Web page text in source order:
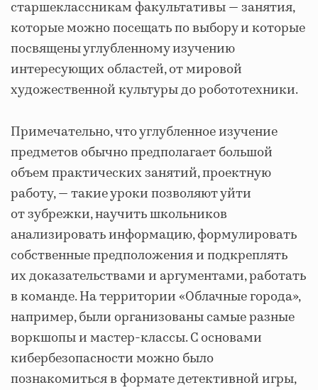
старшеклассникам факультативы — занятия,
которые можно посещать по выбору и которые
посвящены углубленному изучению
интересующих областей, от мировой
художественной культуры до робототехники.
Примечательно, что углубленное изучение
предметов обычно предполагает большой
объем практических занятий, проектную
работу, — такие уроки позволяют уйти
от зубрежки, научить школьников
анализировать информацию, формулировать
собственные предположения и подкреплять
их доказательствами и аргументами, работать
в команде. На территории «Облачные города»,
например, были организованы самые разные
воркшопы и мастер-классы. С основами
кибербезопасности можно было
познакомиться в формате детективной игры,